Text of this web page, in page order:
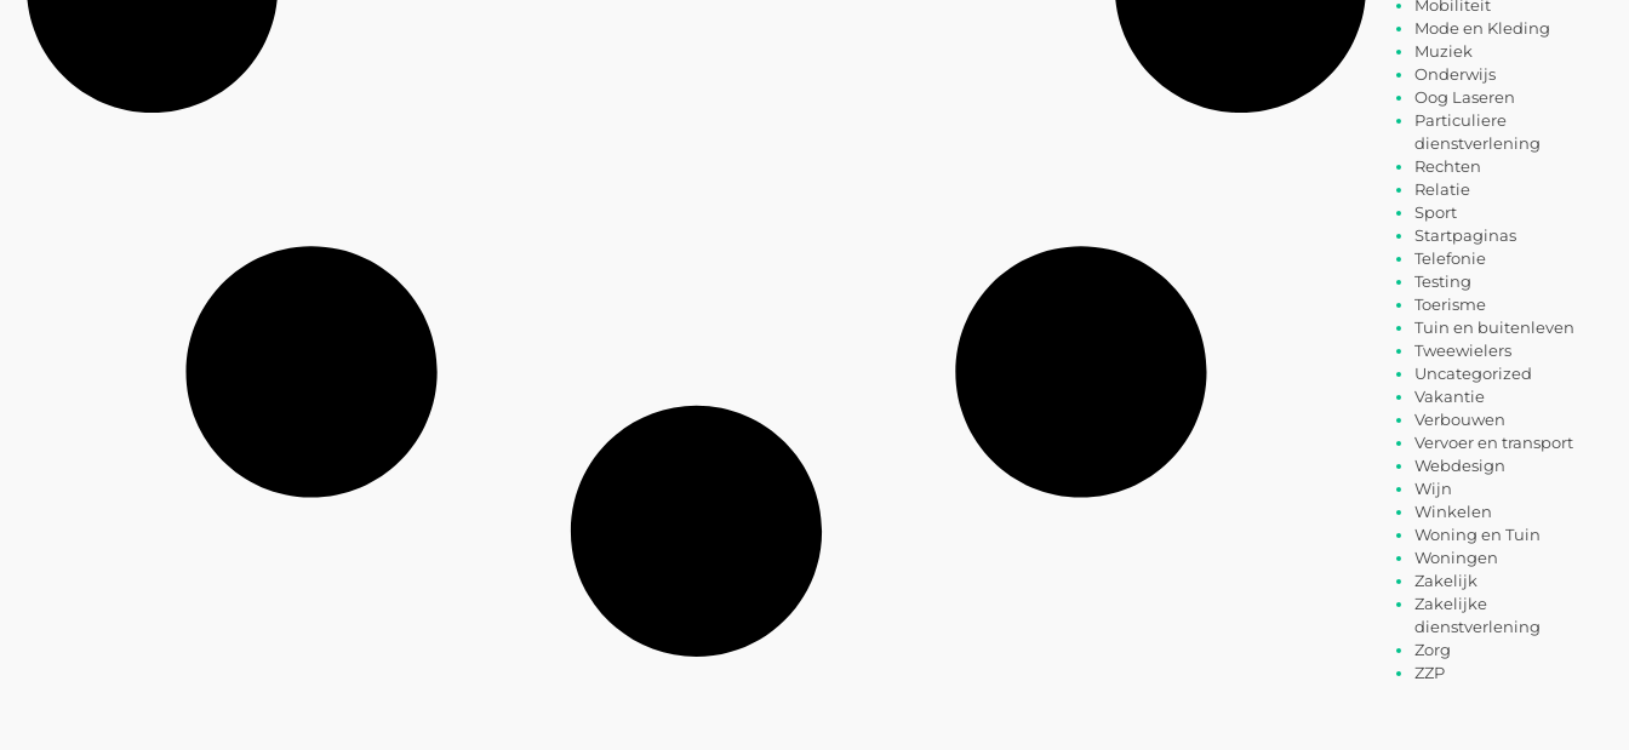
Mobiliteit
Mode en Kleding
Muziek
Onderwijs
Oog Laseren
Particuliere
dienstverlening
Rechten
Relatie
Sport
Startpaginas
Telefonie
Testing
Toerisme
Tuin en buitenleven
Tweewielers
Uncategorized
Vakantie
Verbouwen
Vervoer en transport
Webdesign
Wijn
Winkelen
Woning en Tuin
Woningen
Zakelijk
Zakelijke
dienstverlening
Zorg
ZZP